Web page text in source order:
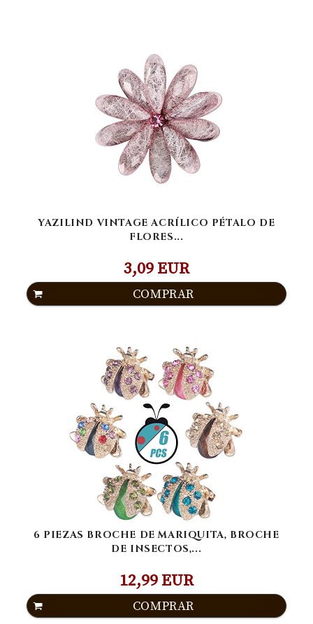
YAZILIND VINTAGE ACRÍLICO PÉTALO DE
FLORES...
3,09 EUR
COMPRAR
6 PIEZAS BROCHE DE MARIQUITA, BROCHE
DE INSECTOS,...
12,99 EUR
COMPRAR